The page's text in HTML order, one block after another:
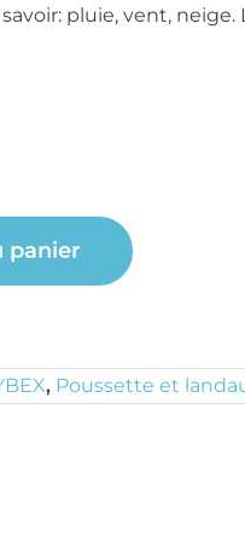
pluie, vent, neige.
panier
, Poussette et